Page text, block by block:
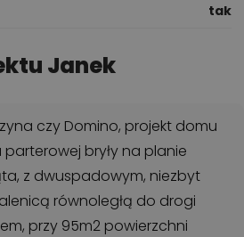
tak
Janek
czy Domino, projekt domu
bryły na planie
z dwuspadowym, niezbyt
równoległą do drogi
przy 95m2 powierzchni